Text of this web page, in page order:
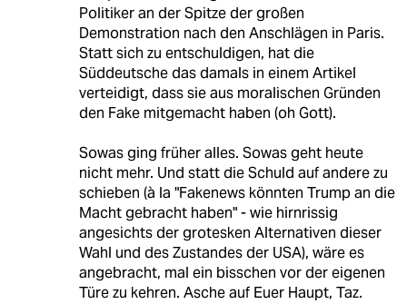
Politiker an der Spitze der großen
Demonstration nach den Anschlägen in Paris.
Statt sich zu entschuldigen, hat die
Süddeutsche das damals in einem Artikel
verteidigt, dass sie aus moralischen Gründen
den Fake mitgemacht haben (oh Gott).
Sowas ging früher alles. Sowas geht heute
nicht mehr. Und statt die Schuld auf andere zu
schieben (à la "Fakenews könnten Trump an die
Macht gebracht haben" - wie hirnrissig
angesichts der grotesken Alternativen dieser
Wahl und des Zustandes der USA), wäre es
angebracht, mal ein bisschen vor der eigenen
Türe zu kehren. Asche auf Euer Haupt, Taz.